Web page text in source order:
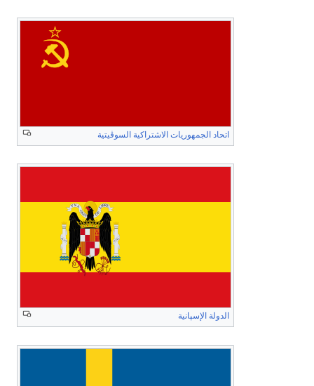
اتحاد الجمهوريات الاشتراكية السوڤيتية
الدولة الإسپانية